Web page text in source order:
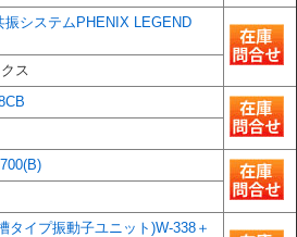
システムPHENIX LEGEND
ス
タイプ振動子ユニット)W-338＋